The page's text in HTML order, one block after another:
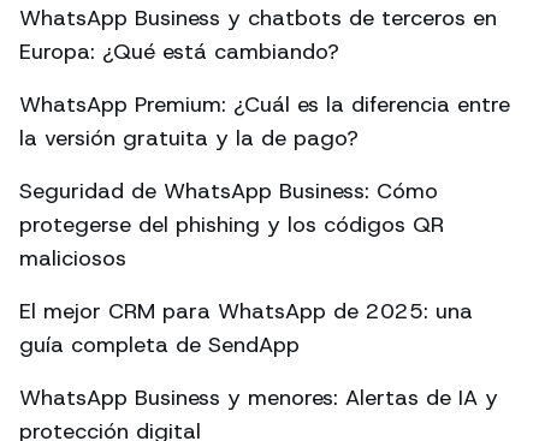
WhatsApp Business y chatbots de terceros en
Europa: ¿Qué está cambiando?
WhatsApp Premium: ¿Cuál es la diferencia entre
la versión gratuita y la de pago?
Seguridad de WhatsApp Business: Cómo
protegerse del phishing y los códigos QR
maliciosos
El mejor CRM para WhatsApp de 2025: una
guía completa de SendApp
WhatsApp Business y menores: Alertas de IA y
protección digital